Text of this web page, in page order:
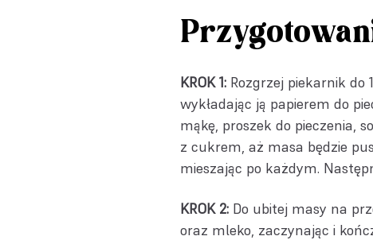
KROK 1: Rozgrzej piekarnik do
wykładając ją papierem do
mąkę, proszek do pieczenia,
z cukrem, aż masa będzie
mieszając po każdym.
KROK 2: Do ubitej masy na
oraz mleko, zaczynając i